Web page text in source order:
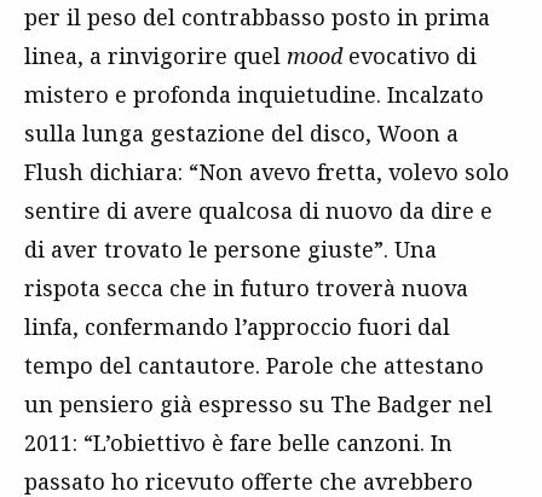
per il peso del contrabbasso posto in prima
linea, a rinvigorire quel moodevocativo di
mistero e profonda inquietudine. Incalzato
sulla lunga gestazione del disco, Woon a
Flush dichiara: “Non avevo fretta, volevo solo
sentire di avere qualcosa di nuovo da dire e
di aver trovato le persone giuste”. Una
rispota secca che in futuro troverà nuova
linfa, confermando l’approccio fuori dal
tempo del cantautore. Parole che attestano
un pensiero già espresso su The Badger nel
2011: “L’obiettivo è fare belle canzoni. In
passato ho ricevuto offerte che avrebbero